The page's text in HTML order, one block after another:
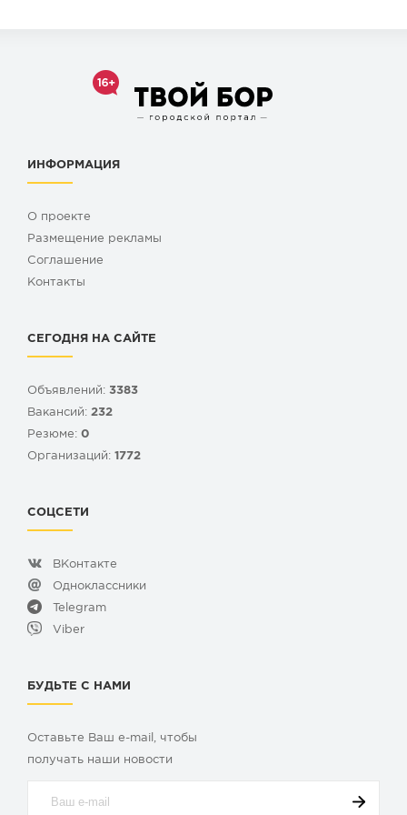
ИНФОРМАЦИЯ
О проекте
Размещение рекламы
Cоглашение
Контакты
СЕГОДНЯ НА САЙТЕ
Объявлений: 3383
Вакансий: 232
Резюме: 0
Организаций: 1772
СОЦСЕТИ
ВКонтакте
Одноклассники
Telegram
Viber
БУДЬТЕ С НАМИ
Оставьте Ваш e-mail, чтобы
получать наши новости